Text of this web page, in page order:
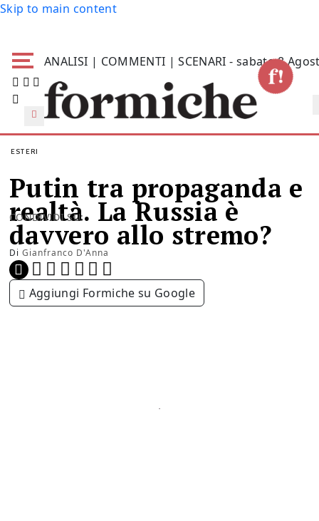
Skip to main content
ANALISI | COMMENTI | SCENARI - sabato 8
ESTERI
Putin tra propaganda e
realtà. La Russia è
davvero allo stremo?
Di Gianfranco D'Anna
CONDIVIDI SU:
Aggiungi Formiche su Google